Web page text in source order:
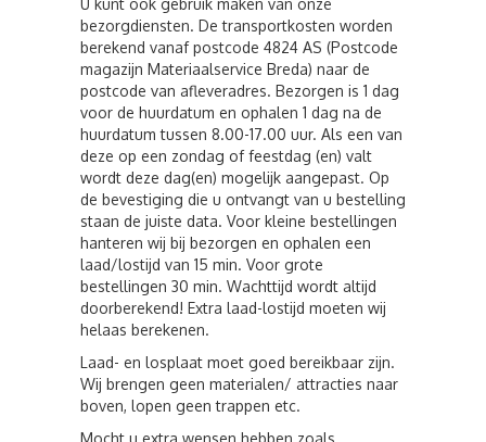
U kunt ook gebruik maken van onze
bezorgdiensten. De transportkosten worden
berekend vanaf postcode 4824 AS (Postcode
magazijn Materiaalservice Breda) naar de
postcode van afleveradres. Bezorgen is 1 dag
voor de huurdatum en ophalen 1 dag na de
huurdatum tussen 8.00-17.00 uur. Als een van
deze op een zondag of feestdag (en) valt
wordt deze dag(en) mogelijk aangepast. Op
de bevestiging die u ontvangt van u bestelling
staan de juiste data. Voor kleine bestellingen
hanteren wij bij bezorgen en ophalen een
laad/lostijd van 15 min. Voor grote
bestellingen 30 min. Wachttijd wordt altijd
doorberekend! Extra laad-lostijd moeten wij
helaas berekenen.
Laad- en losplaat moet goed bereikbaar zijn.
Wij brengen geen materialen/ attracties naar
boven, lopen geen trappen etc.
Mocht u extra wensen hebben zoals